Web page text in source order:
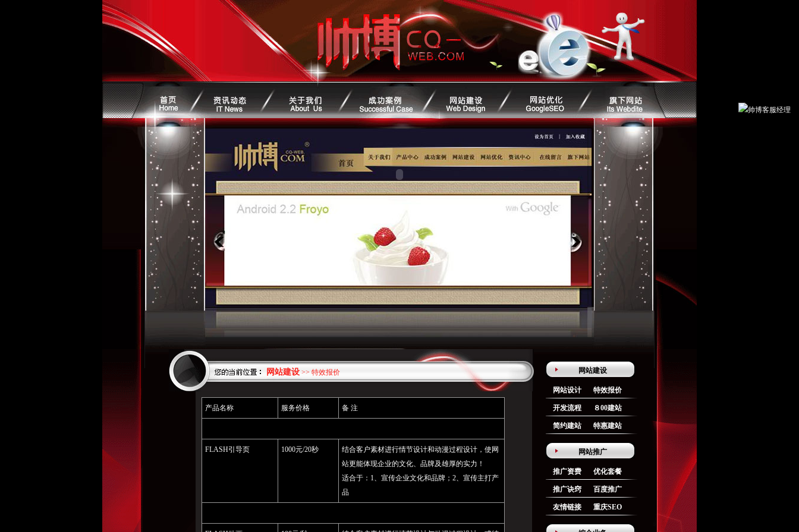
网站建设 >> 特效报价
产品名称 服务价格 备 注
FLASH引导页 1000元/20秒
结合客户素材进行情节设计和动漫过程设计，使网
站更能体现企业的文化、品牌及雄厚的实力！
适合于：1、宣传企业文化和品牌；2、宣传主打产
品
网站建设
网站设计 特效报价
开发流程 ８00建站
简约建站 特惠建站
网站推广
推广资费 优化套餐
推广诀窍 百度推广
友情链接 重庆SEO